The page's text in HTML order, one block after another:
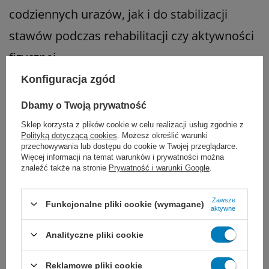
codziennych urazów, jak i do stabilizacji
stawów podczas rehabilitacji czy aktywności
fizycznej.
W naszym sklepie znajdziesz różne rodzaje
bandaży elastycznych dopasowanych do
każdej części ciała.
Konfiguracja zgód
Dbamy o Twoją prywatność
Sklep korzysta z plików cookie w celu realizacji usług zgodnie z
Polityką dotyczącą cookies . Możesz określić warunki
przechowywania lub dostępu do cookie w Twojej przeglądarce.
Więcej informacji na temat warunków i prywatności można
znaleźć także na stronie Prywatność i warunki Google
Funkcjonalne pliki cookie (wymagane)
Zawsze
aktywne
Analityczne pliki cookie
Reklamowe pliki cookie